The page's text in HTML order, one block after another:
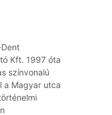
Kft. 1997 óta
színvonalú
a Magyar utca